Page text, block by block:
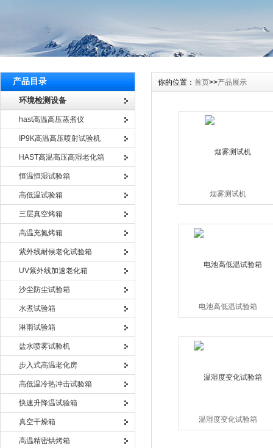
产品目录
环境检测设备
hast高温高压蒸煮仪
IP9K高温高压喷射试验机
HAST高温高压高湿老化箱
恒温恒湿试验箱
高低温试验箱
三层真空烤箱
高温充氮烤箱
紫外线耐候老化试验箱
UV紫外线加速老化箱
沙尘防尘试验箱
水煮试验箱
淋雨试验箱
盐水喷雾试验机
步入式高温老化房
高低温冷热冲击试验箱
快速升降温试验箱
真空干燥箱
高温精密烘烤箱
你的位置： 首页>>产品展示
烟雾测试机
电池高低温试验箱
温湿度变化试验箱